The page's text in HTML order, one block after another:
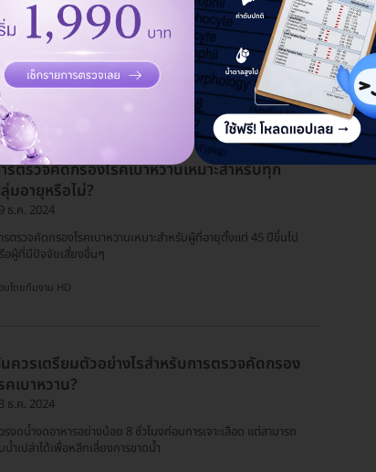
รตรวจคัดกรองโรคเบาหวานเหมาะสำหรับทุก
มอายุหรือไม่?
ธ.ค. 2024
รตรวจคัดกรองโรคเบาหวานเหมาะสำหรับผู้ที่อายุตั้งแต่ 45 ปีขึ้นไป
อผู้ที่มีปัจจัยเสี่ยงอื่นๆ
บโดยทีมงาน HD
ควรเตรียมตัวอย่างไรสำหรับการตรวจคัดกรอง
คเบาหวาน?
ธ.ค. 2024
รงดน้ำงดอาหารอย่างน้อย 8 ชั่วโมงก่อนการเจาะเลือด แต่สามารถ
น้ำเปล่าได้เพื่อหลีกเลี่ยงการขาดน้ำ